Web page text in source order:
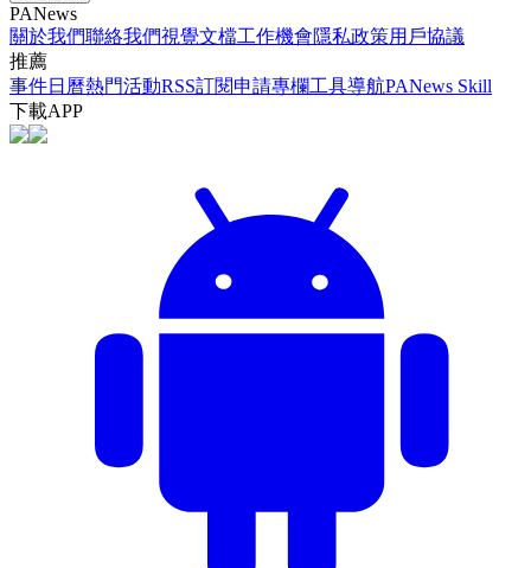
PANews
關於我們聯絡我們視覺文檔工作機會隱私政策用戶協議
推薦
事件日曆熱門活動RSS訂閱申請專欄工具導航PANews Skill
下載APP